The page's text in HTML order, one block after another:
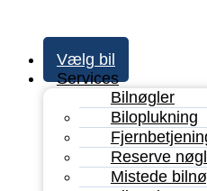
Vælg bil
Services
Bilnøgler
Biloplukning
Reserve
Mistede